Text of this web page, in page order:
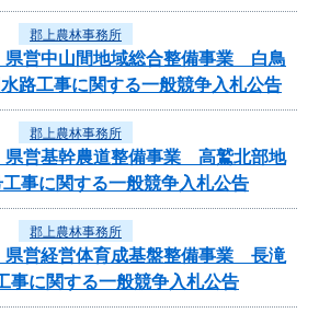
郡上農林事務所
県営中山間地域総合整備事業 白鳥
路工事に関する一般競争入札公告
郡上農林事務所
県営基幹農道整備事業 高鷲北部地
事に関する一般競争入札公告
郡上農林事務所
県営経営体育成基盤整備事業 長滝
に関する一般競争入札公告